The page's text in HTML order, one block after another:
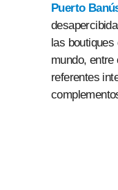
Puerto
las
mundo, entre
referentes